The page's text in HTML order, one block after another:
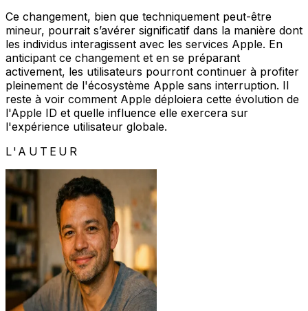
Ce changement, bien que techniquement peut-être
mineur, pourrait s’avérer significatif dans la manière dont
les individus interagissent avec les services Apple. En
anticipant ce changement et en se préparant
activement, les utilisateurs pourront continuer à profiter
pleinement de l'écosystème Apple sans interruption. Il
reste à voir comment Apple déploiera cette évolution de
l'Apple ID et quelle influence elle exercera sur
l'expérience utilisateur globale.
L'AUTEUR